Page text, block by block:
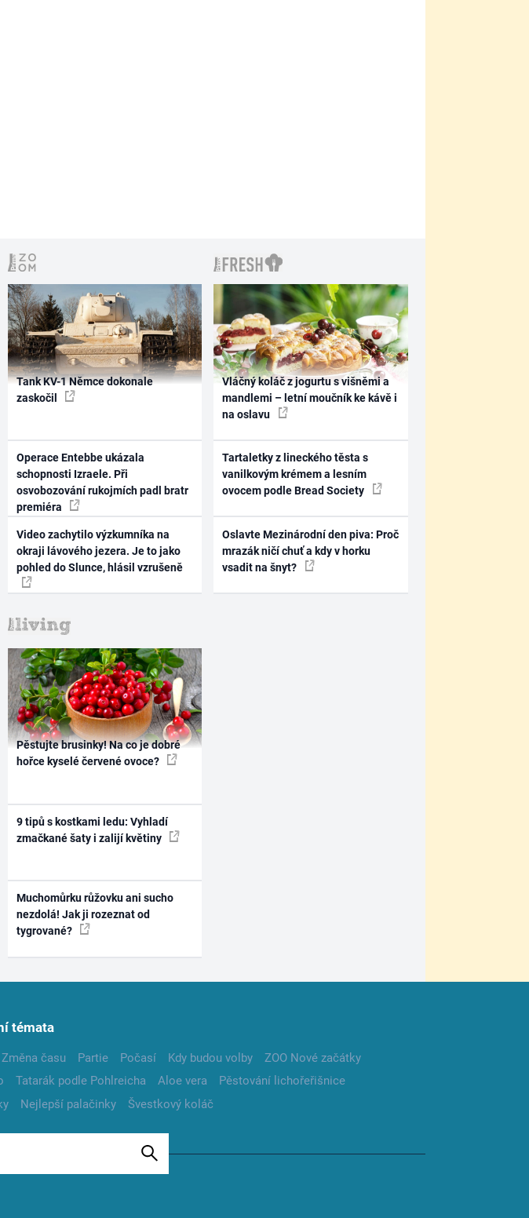
Tank KV-1 Němce dokonale
zaskočil
Operace Entebbe ukázala
schopnosti Izraele. Při
osvobozování rukojmích padl bratr
premiéra
Video zachytilo výzkumníka na
okraji lávového jezera. Je to jako
pohled do Slunce, hlásil vzrušeně
Vláčný koláč z jogurtu s višněmi a
mandlemi – letní moučník ke kávě i
na oslavu
Tartaletky z lineckého těsta s
vanilkovým krémem a lesním
ovocem podle Bread Society
Oslavte Mezinárodní den piva: Proč
mrazák ničí chuť a kdy v horku
vsadit na šnyt?
Pěstujte brusinky! Na co je dobré
hořce kyselé červené ovoce?
9 tipů s kostkami ledu: Vyhladí
zmačkané šaty i zalijí květiny
Muchomůrku růžovku ani sucho
nezdolá! Jak ji rozeznat od
tygrované?
témata
Změna času Partie Počasí Kdy budou volby
ZOO Nové začátky
Tatarák podle Pohlreicha Aloe vera
Pěstování lichořeřišnice
Nejlepší palačinky Švestkový koláč